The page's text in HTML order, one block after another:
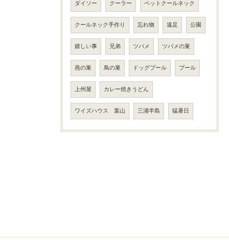
ダイソー クーラー ペットクールネック
クールネック手作り 忘れ物 遠足 公園
嬉しい事 兄弟 ツバメ ツバメの巣
燕の巣 鳥の巣 ドッグプール プール
上州屋 カレー焼きうどん
ワイズハウス 葉山 三浦半島 猛暑日